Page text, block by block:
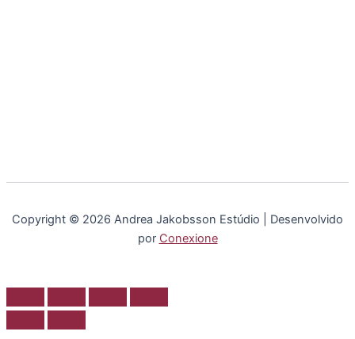
Copyright © 2026 Andrea Jakobsson Estúdio | Desenvolvido
por Conexione